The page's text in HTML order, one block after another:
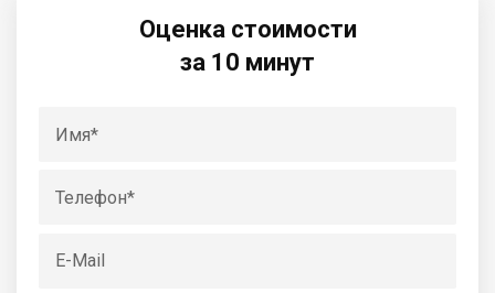
Оценка стоимости
за 10 минут